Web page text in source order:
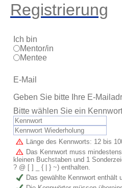
Registrierung
Ich bin
Mentor/in
Mentee
E-Mail
Geben Sie bitte Ihre E-
Bitte wählen Sie ein Kennwort
Länge des Kennworts: 12 bis
Das Kennwort muss
kleinen Buchstaben und 1
? @ [ ] _ { | } ~) enthalten.
Das gewählte Kennwort enthält